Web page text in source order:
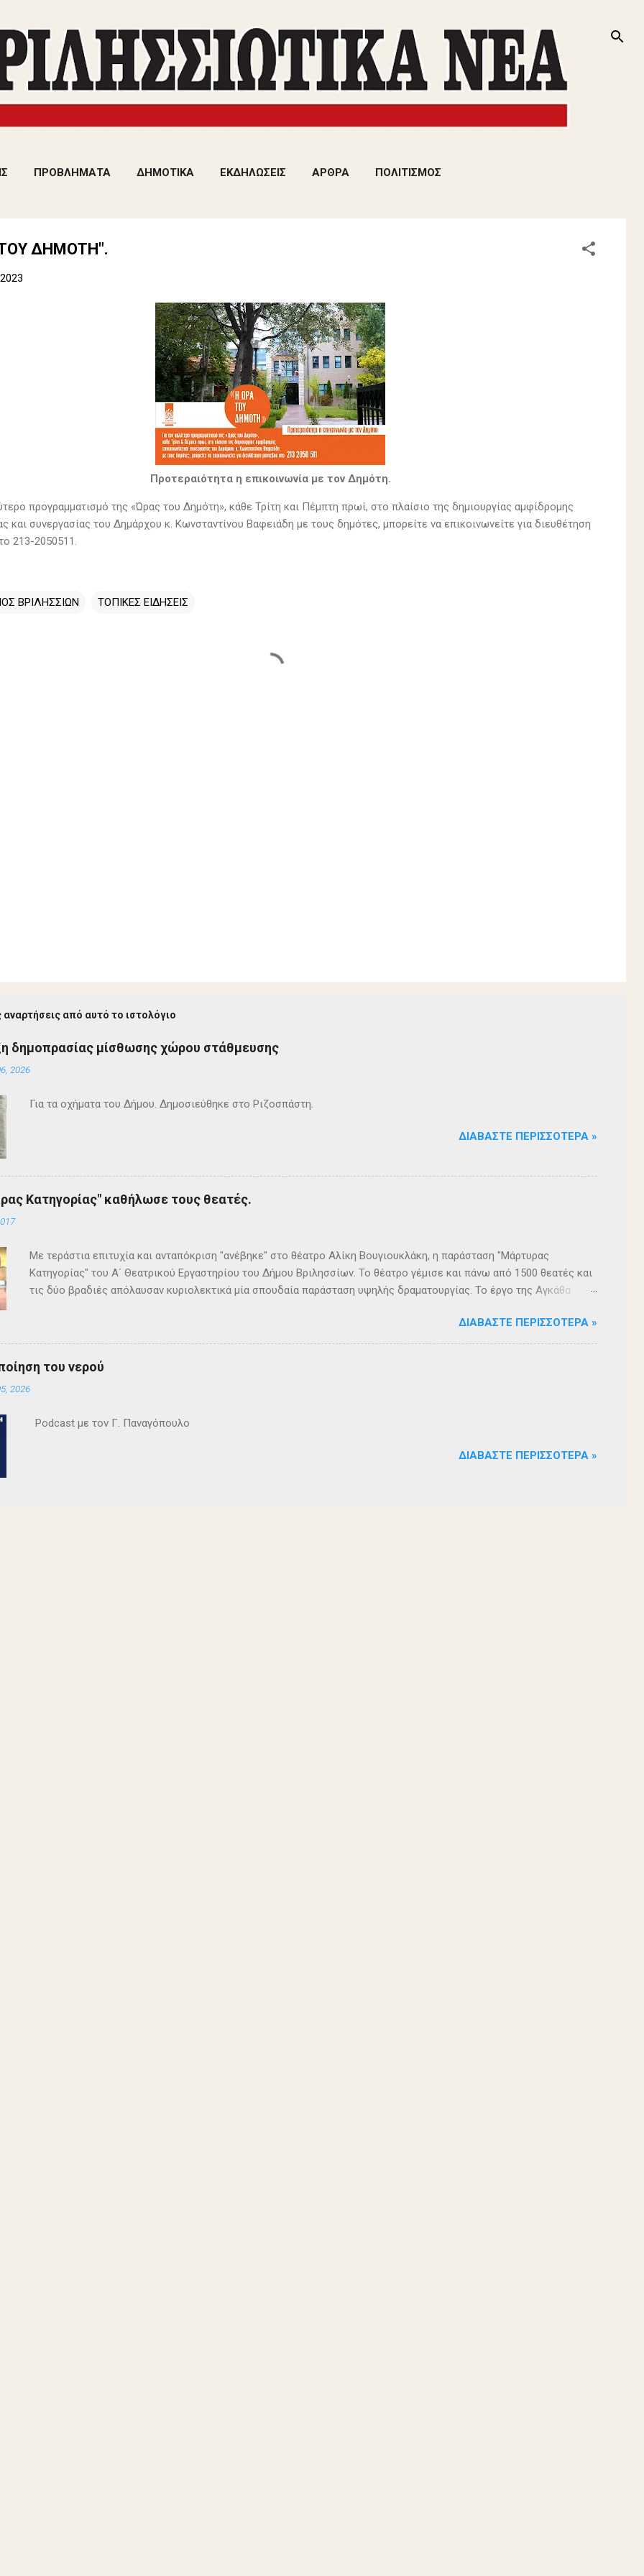
ΠΡΟΒΛΗΜΑΤΑ ΔΗΜΟΤΙΚΑ ΕΚΔΗΛΩΣΕΙΣ ΑΡΘΡΑ ΠΟΛΙΤΙΣΜΟΣ
ΔΗΜΟΤΗ".
Προτεραιότητα η επικοινωνία με τον Δημότη.
προγραμματισμό της «Ώρας του Δημότη», κάθε Τρίτη και Πέμπτη πρωί, στο πλαίσιο της δημιουργίας αμφίδρομης
και συνεργασίας του Δημάρχου κ. Κωνσταντίνου Βαφειάδη με τους δημότες, μπορείτε να επικοινωνείτε για διευθέτηση
213-2050511.
ΒΡΙΛΗΣΣΙΩΝ ΤΟΠΙΚΕΣ ΕΙΔΗΣΕΙΣ
αναρτήσεις από αυτό το ιστολόγιο
δημοπρασίας μίσθωσης χώρου στάθμευσης
2026
Για τα οχήματα του Δήμου. Δημοσιεύθηκε στο Ριζοσπάστη.
ΔΙΑΒΆΣΤΕ ΠΕΡΙΣΣΌΤΕΡΑ »
Κατηγορίας" καθήλωσε τους θεατές.
Με τεράστια επιτυχία και ανταπόκριση "ανέβηκε" στο θέατρο Αλίκη Βουγιουκλάκη, η παράσταση "Μάρτυρας
Κατηγορίας" του Α΄ Θεατρικού Εργαστηρίου του Δήμου Βριλησσίων. Το θέατρο γέμισε και πάνω από 1500 θεατές και
τις δύο βραδιές απόλαυσαν κυριολεκτικά μία σπουδαία παράσταση υψηλής δραματουργίας. Το έργο της Αγκάθα
ανατροπές και ένα μοναδικό φινάλε που απαντά σε όλα τα ερωτήματα, σημάδεψαν όλους όσους παρακολούθησαν το
έργο και τους έμειναν ανεξίτηλα στη μνήμη τους. Επρόκειτο για μία αναμφισβήτητα δυνατή παράσταση. Με τη
σπουδαία σκηνοθεσία της Τώνιας Σταυροπούλου που επί μακρά σειρά ετών είναι υπεύθυνη του Α΄ Δημοτικού
Θεατρικού Εργαστηρίου. Εξαιρετικές ερμηνείες κατέθεσαν οι ηθοποιοί: Αλέξανδρος Γεωργίου, Αλέξανδρος
Θεοδόσης, Άννα Αλεξανδράκη, Γιάννης Καρτερός, Δήμητρα Χίου, Ευριπίδης Τσαούσογλου, Θοδωρής Σκληρός ,
ΔΙΑΒΆΣΤΕ ΠΕΡΙΣΣΌΤΕΡΑ »
του νερού
2026
Podcast με τον Γ. Παναγόπουλο
ΔΙΑΒΆΣΤΕ ΠΕΡΙΣΣΌΤΕΡΑ »